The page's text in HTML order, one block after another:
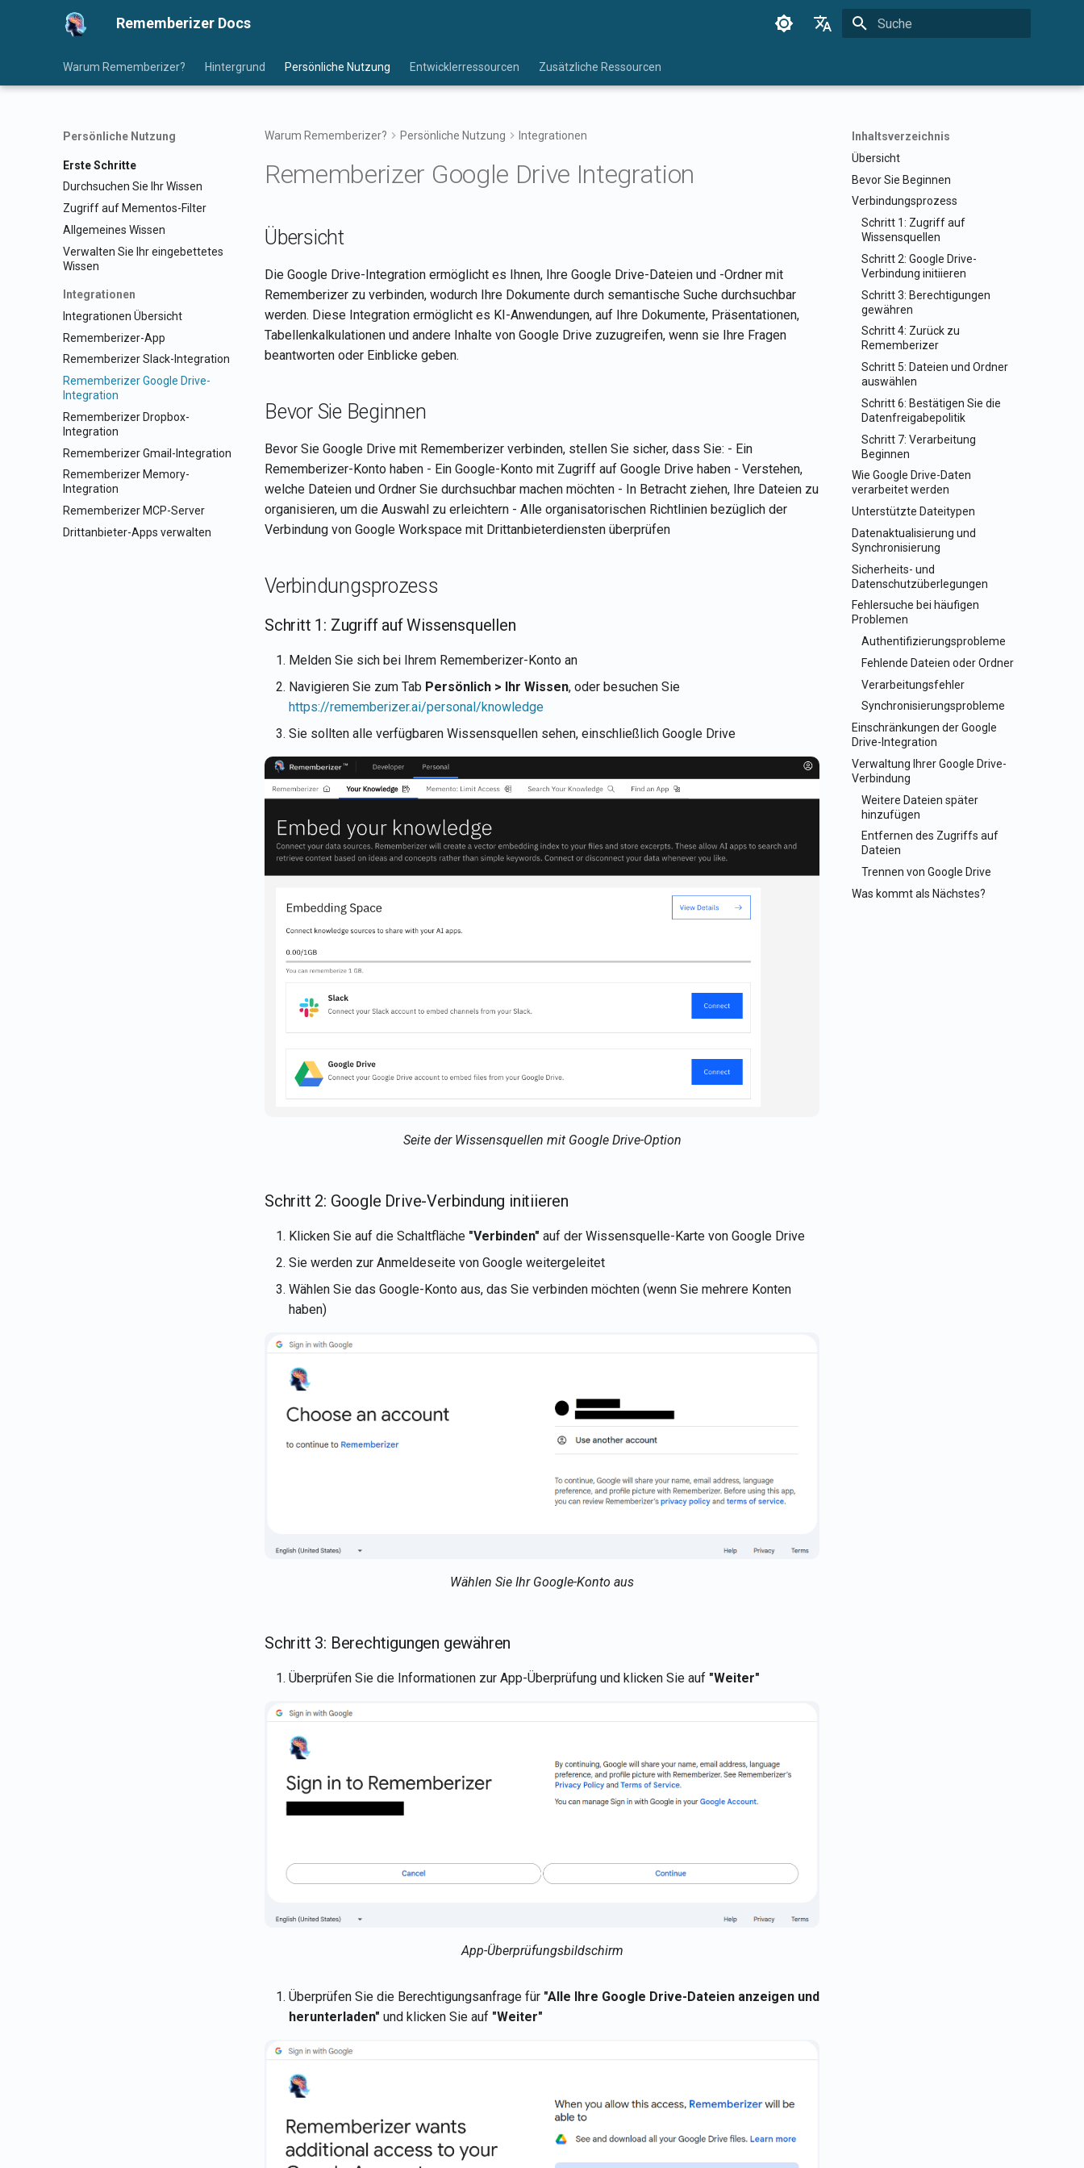
Rememberizer Docs
Français
繁體中文
Italiano
Warum Rememberizer? Hintergrund Persönliche Nutzung Entwicklerressourcen Zusätzliche Ressourcen
Persönliche Nutzung
Erste Schritte
Durchsuchen Sie Ihr Wissen
Zugriff auf Mementos-Filter
Allgemeines Wissen
Verwalten Sie Ihr eingebettetes
Wissen
Integrationen
Integrationen Übersicht
Rememberizer-App
Rememberizer Slack-Integration
Rememberizer Google Drive-
Integration
Rememberizer Dropbox-
Integration
Rememberizer Gmail-Integration
Rememberizer Memory-
Integration
Rememberizer MCP-Server
Drittanbieter-Apps verwalten
Inhaltsverzeichnis
Übersicht
Bevor Sie Beginnen
Verbindungsprozess
Schritt 1: Zugriff auf
Wissensquellen
Schritt 2: Google Drive-
Verbindung initiieren
Schritt 3: Berechtigungen
gewähren
Schritt 4: Zurück zu
Rememberizer
Schritt 5: Dateien und Ordner
auswählen
Schritt 6: Bestätigen Sie die
Datenfreigabepolitik
Schritt 7: Verarbeitung
Beginnen
Wie Google Drive-Daten
verarbeitet werden
Unterstützte Dateitypen
Datenaktualisierung und
Synchronisierung
Sicherheits- und
Datenschutzüberlegungen
Fehlersuche bei häufigen
Problemen
Authentifizierungsprobleme
Fehlende Dateien oder Ordner
Verarbeitungsfehler
Synchronisierungsprobleme
Einschränkungen der Google
Drive-Integration
Verwaltung Ihrer Google Drive-
Verbindung
Weitere Dateien später
hinzufügen
Entfernen des Zugriffs auf
Dateien
Trennen von Google Drive
Was kommt als Nächstes?
Warum Rememberizer? Persönliche Nutzung Integrationen
Rememberizer Google Drive Integration
Übersicht
Die Google Drive-Integration ermöglicht es Ihnen, Ihre Google Drive-Dateien und -Ordner mit
Rememberizer zu verbinden, wodurch Ihre Dokumente durch semantische Suche durchsuchbar
werden. Diese Integration ermöglicht es KI-Anwendungen, auf Ihre Dokumente, Präsentationen,
Tabellenkalkulationen und andere Inhalte von Google Drive zuzugreifen, wenn sie Ihre Fragen
beantworten oder Einblicke geben.
Bevor Sie Beginnen
Bevor Sie Google Drive mit Rememberizer verbinden, stellen Sie sicher, dass Sie: - Ein
Rememberizer-Konto haben - Ein Google-Konto mit Zugriff auf Google Drive haben - Verstehen,
welche Dateien und Ordner Sie durchsuchbar machen möchten - In Betracht ziehen, Ihre Dateien zu
organisieren, um die Auswahl zu erleichtern - Alle organisatorischen Richtlinien bezüglich der
Verbindung von Google Workspace mit Drittanbieterdiensten überprüfen
Verbindungsprozess
Schritt 1: Zugriff auf Wissensquellen
Melden Sie sich bei Ihrem Rememberizer-Konto an
Navigieren Sie zum Tab Persönlich > Ihr Wissen, oder besuchen Sie
https://rememberizer.ai/personal/knowledge
Sie sollten alle verfügbaren Wissensquellen sehen, einschließlich Google Drive
Seite der Wissensquellen mit Google Drive-Option
Schritt 2: Google Drive-Verbindung initiieren
Klicken Sie auf die Schaltfläche "Verbinden" auf der Wissensquelle-Karte von Google Drive
Sie werden zur Anmeldeseite von Google weitergeleitet
Wählen Sie das Google-Konto aus, das Sie verbinden möchten (wenn Sie mehrere Konten
haben)
Wählen Sie Ihr Google-Konto aus
Schritt 3: Berechtigungen gewähren
Überprüfen Sie die Informationen zur App-Überprüfung und klicken Sie auf "Weiter"
App-Überprüfungsbildschirm
Überprüfen Sie die Berechtigungsanfrage für "Alle Ihre Google Drive-Dateien anzeigen und
herunterladen" und klicken Sie auf "Weiter"